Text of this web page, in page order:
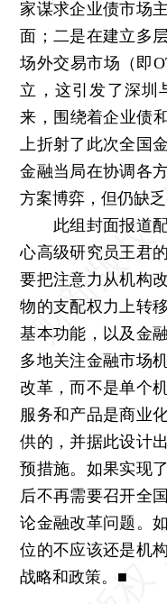
家谋求企业债市场
面；二是在建立多
场外交易市场（即
立，这引发了深圳
来，围绕着企业债
上折射了此次全国
金融当局在协调各
方案博弈，但仍缺
此组封面报道配
心高级研究员王君
要把注意力从机构
物的支配权力上转
基本功能，以及金
多地关注金融市场
改革，而不是单个
服务和产品是商业
供的，并据此设计
预措施。如果实现
后不再需要召开全
论金融改革问题。
位的不应该还是机
战略和政策。■